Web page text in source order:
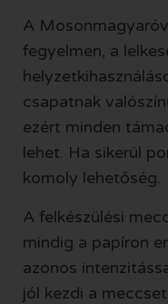
A
fegyelmen, a
csapatnak
ezért minden
lehet. Ha sikerül
komoly lehetőség.
A felkészülési
mindig a papíron
azonos
jól kezdi a